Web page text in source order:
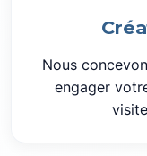
Nous
engager